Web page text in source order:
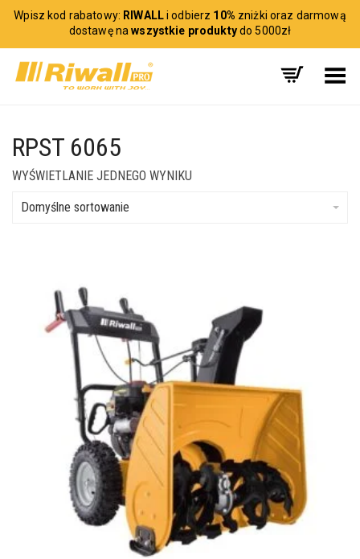
Wpisz kod rabatowy: RIWALLi odbierz 10% zniżki oraz darmową
dostawę nawszystkie produktydo 5000zł
Toggle Menu
RPST 6065
WYŚWIETLANIE JEDNEGO WYNIKU
Domyślne sortowanie